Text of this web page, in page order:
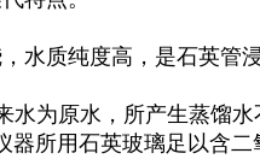
水质纯度高，是石英管
水为原水，所产生蒸馏
器所用石英玻璃足以含